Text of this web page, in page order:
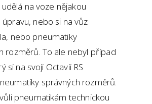
na voze nějakou
nebo si na vůz
nebo pneumatiky
rozměrů. To ale nebyl případ
si na svoji Octavii RS
správných rozměrů.
pneumatikám technickou